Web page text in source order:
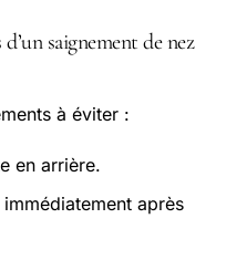
saignement de nez
à éviter :
en arrière.
après